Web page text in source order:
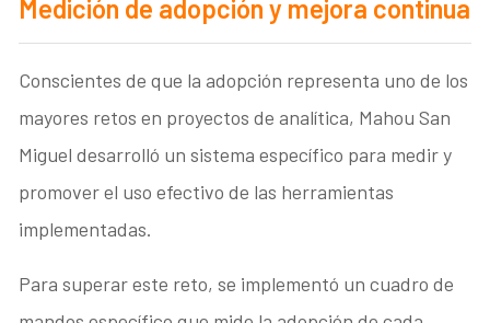
Medición de adopción y mejora continua
Conscientes de que la adopción representa uno de los
mayores retos en proyectos de analítica, Mahou San
Miguel desarrolló un sistema específico para medir y
promover el uso efectivo de las herramientas
implementadas.
Para superar este reto, se implementó un cuadro de